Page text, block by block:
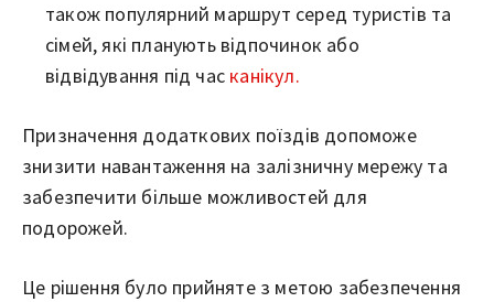
також популярний маршрут серед туристів та
сімей, які планують відпочинок або
відвідування під час канікул.
Призначення додаткових поїздів допоможе
знизити навантаження на залізничну мережу та
забезпечити більше можливостей для
подорожей.
Це рішення було прийняте з метою забезпечення